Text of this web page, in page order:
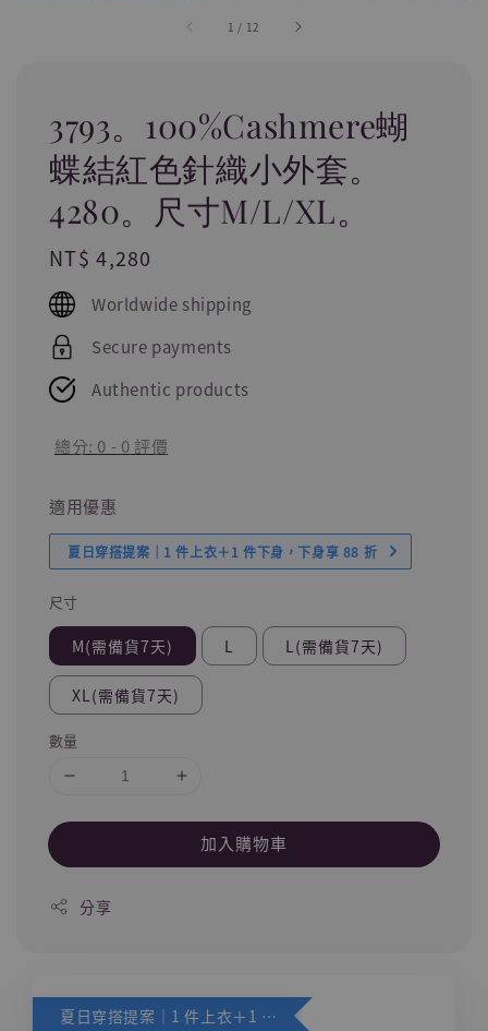
1 / 12
3793。100%Cashmere蝴
蝶結紅色針織小外套。
4280。尺寸M/L/XL。
Regular
price
NT$ 4,280
Worldwide shipping
Secure payments
Authentic products
總分: 0 - 0 評價
適用優惠
夏日穿搭提案｜1 件上衣＋1 件下身，下身享 88 折
尺寸
M(需備貨7天) L L(需備貨7天)
XL(需備貨7天)
數量
加入購物車
分享
夏日穿搭提案｜1 件上衣＋1 件下身，下身享 88 折